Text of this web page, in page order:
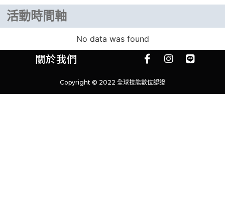
活動時間軸
No data was found
關於我們
Copyright © 2022 全球技能數位認證